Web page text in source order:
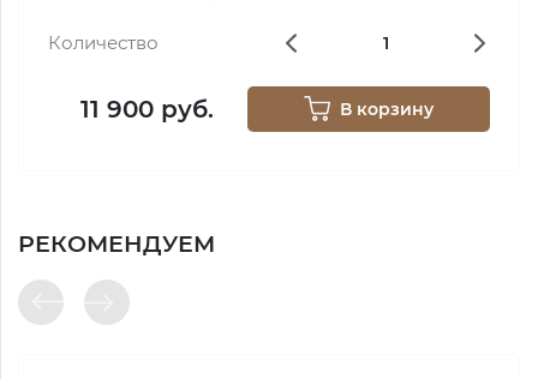
Количество
11 900 руб. В корзину
РЕКОМЕНДУЕМ